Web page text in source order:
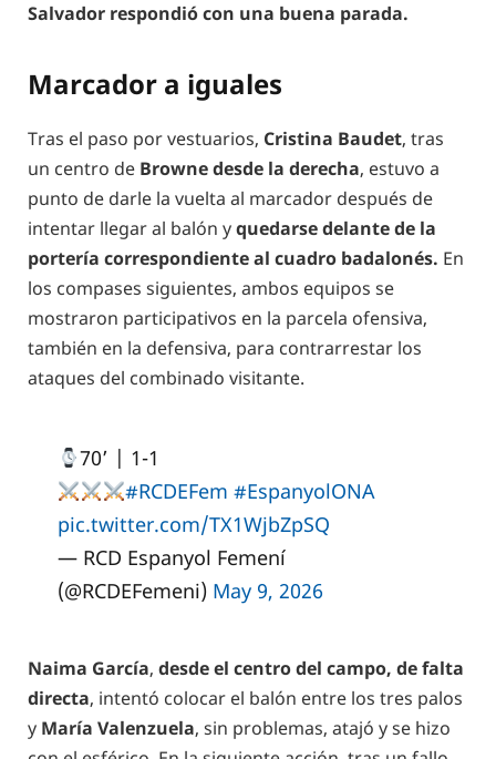
Salvador respondió con una buena parada.
Marcador a iguales
Tras el paso por vestuarios, Cristina Baudet, tras
un centro de Browne desde la derecha, estuvo a
punto de darle la vuelta al marcador después de
intentar llegar al balón yquedarse delante de la
portería correspondiente al cuadro badalonés. En
los compases siguientes, ambos equipos se
mostraron participativos en la parcela ofensiva,
también en la defensiva, para contrarrestar los
ataques del combinado visitante.
70’ | 1-1
#RCDEFem #EspanyolONA
pic.twitter.com/TX1WjbZpSQ
— RCD Espanyol Femení
(@RCDEFemeni) May 9, 2026
Naima García, desde el centro del campo, de falta
directa, intentó colocar el balón entre los tres palos
y María Valenzuela, sin problemas, atajó y se hizo